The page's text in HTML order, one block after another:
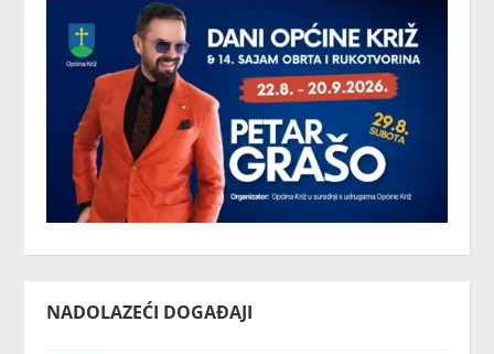
NADOLAZEĆI DOGAĐAJI